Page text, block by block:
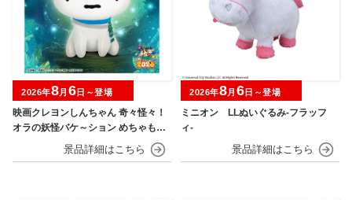
映画クレヨンしんちゃん 奇々怪々！
オラの妖怪バケ～ション めちゃもふ
ぐっとぬいぐるみ～おすわりポーズ
2026年8月 6日～登場
ミニオン LLぬいぐるみ‐フラッフ
ィ‐
2026年8月 6日～登場